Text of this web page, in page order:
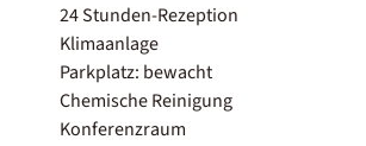
24 Stunden-Rezeption
Klimaanlage
Parkplatz: bewacht
Chemische Reinigung
Konferenzraum